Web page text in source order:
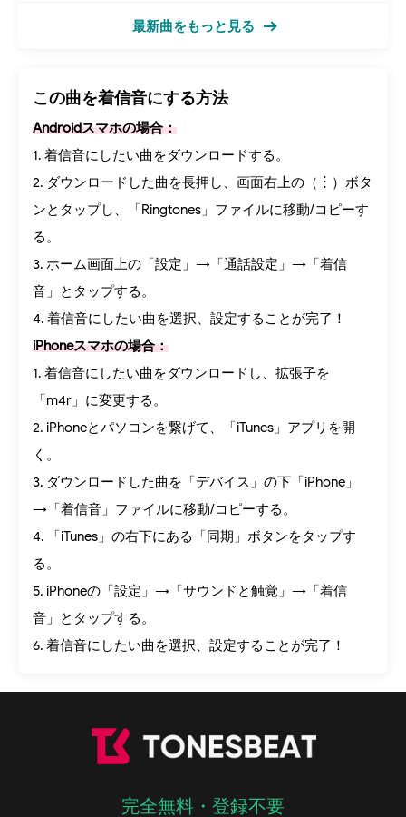
最新曲をもっと見る
この曲を着信音にする方法
Androidスマホの場合：
1. 着信音にしたい曲をダウンロードする。
2. ダウンロードした曲を長押し、画面右上の（︙）ボタ
ンとタップし、「Ringtones」ファイルに移動/コピーす
る。
3. ホーム画面上の「設定」→「通話設定」→「着信
音」とタップする。
4. 着信音にしたい曲を選択、設定することが完了！
iPhoneスマホの場合：
1. 着信音にしたい曲をダウンロードし、拡張子を
「m4r」に変更する。
2. iPhoneとパソコンを繋げて、「iTunes」アプリを開
く。
3. ダウンロードした曲を「デバイス」の下「iPhone」
→「着信音」ファイルに移動/コピーする。
4. 「iTunes」の右下にある「同期」ボタンをタップす
る。
5. iPhoneの「設定」→「サウンドと触覚」→「着信
音」とタップする。
6. 着信音にしたい曲を選択、設定することが完了！
完全無料・登録不要